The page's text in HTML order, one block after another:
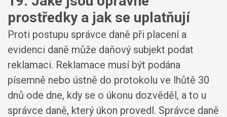
prostředky a jak se uplatňují
Proti postupu správce daně při placení a
evidenci daně může daňový subjekt podat
reklamaci. Reklamace musí být podána
písemně nebo ústně do protokolu ve lhůtě 30
dnů ode dne, kdy se o úkonu dozvěděl, a to u
správce daně, který úkon provedl. Správce daně